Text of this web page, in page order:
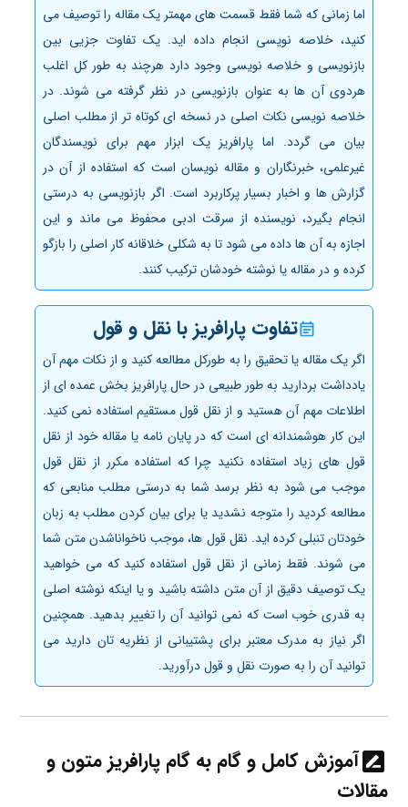
اما زمانی که شما فقط قسمت­ های مهم­تر یک مقاله را توصیف می
کنید، خلاصه نویسی انجام داده اید. یک تفاوت جزیی بین
بازنویسی و خلاصه نویسی وجود دارد هرچند به طور کل اغلب
هردوی آن ها به عنوان بازنویسی در نظر گرفته می­ شوند. در
خلاصه نویسی نکات اصلی در نسخه ای کوتاه تر از مطلب اصلی
بیان می گردد. اما پارافریز یک ابزار مهم برای نویسندگان
غیرعلمی، خبرنگاران و مقاله نویسان است که استفاده از آن در
گزارش ها و اخبار بسیار پرکاربرد است. اگر بازنویسی به درستی
انجام بگیرد، نویسنده از سرقت ادبی محفوظ می ­ماند و این
اجازه به آن ها داده می شود تا به شکلی خلاقانه کار اصلی را بازگو
کرده و در مقاله یا نوشته خودشان ترکیب کنند.
تفاوت پارافریز با نقل و قول
اگر یک مقاله یا تحقیق را به طورکل مطالعه کنید و از نکات مهم آن
یادداشت بردارید به طور طبیعی در حال پارافریز بخش عمده ای از
اطلاعات مهم آن هستید و از نقل قول مستقیم استفاده نمی کنید.
این کار هوشمندانه ای است که در پایان نامه یا مقاله خود از نقل
قول های زیاد استفاده نکنید چرا که استفاده مکرر از نقل قول
موجب می شود به نظر برسد شما به درستی مطلب منابعی که
مطالعه کردید را متوجه نشدید یا برای بیان کردن مطلب به زبان
خودتان تنبلی کرده اید. نقل قول­ ها، موجب ناخواناشدن متن شما
می ­شوند. فقط زمانی از نقل قول استفاده کنید که می خواهید
یک توصیف دقیق از آن متن داشته باشید و یا اینکه نوشته اصلی
به قدری خوب است که نمی توانید آن را تغییر بدهید. همچنین
اگر نیاز به مدرک معتبر برای پشتیبانی از نظریه تان دارید می
توانید آن را به صورت نقل و قول درآورید.
آموزش کامل و گام به گام پارافریز متون و
مقالات